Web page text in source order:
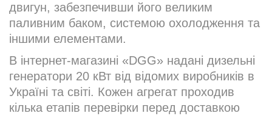
двигун, забезпечивши його великим
паливним баком, системою охолодження та
іншими елементами.
В інтернет-магазині «DGG» надані дизельні
генератори 20 кВт від відомих виробників в
Україні та світі. Кожен агрегат проходив
кілька етапів перевірки перед доставкою